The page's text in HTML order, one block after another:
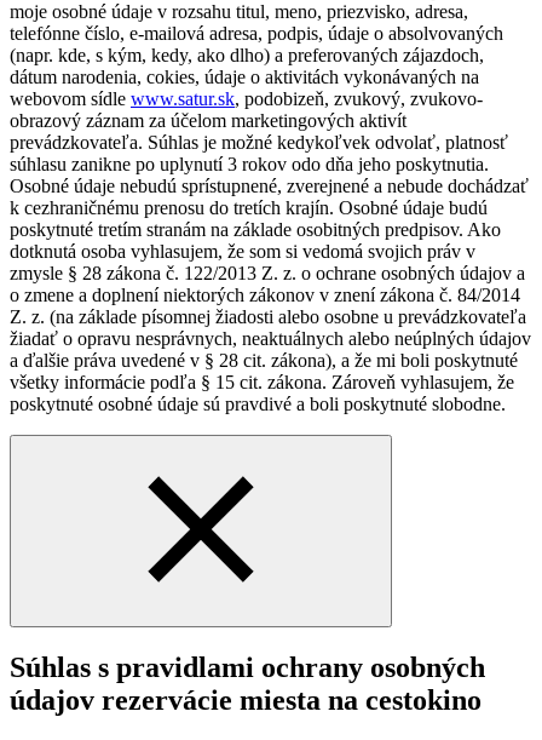
moje osobné údaje v rozsahu titul, meno, priezvisko, adresa,
telefónne číslo, e-mailová adresa, podpis, údaje o absolvovaných
(napr. kde, s kým, kedy, ako dlho) a preferovaných zájazdoch,
dátum narodenia, cokies, údaje o aktivitách vykonávaných na
webovom sídle www.satur.sk, podobizeň, zvukový, zvukovo-
obrazový záznam za účelom marketingových aktivít
prevádzkovateľa. Súhlas je možné kedykoľvek odvolať, platnosť
súhlasu zanikne po uplynutí 3 rokov odo dňa jeho poskytnutia.
Osobné údaje nebudú sprístupnené, zverejnené a nebude dochádzať
k cezhraničnému prenosu do tretích krajín. Osobné údaje budú
poskytnuté tretím stranám na základe osobitných predpisov. Ako
dotknutá osoba vyhlasujem, že som si vedomá svojich práv v
zmysle § 28 zákona č. 122/2013 Z. z. o ochrane osobných údajov a
o zmene a doplnení niektorých zákonov v znení zákona č. 84/2014
Z. z. (na základe písomnej žiadosti alebo osobne u prevádzkovateľa
žiadať o opravu nesprávnych, neaktuálnych alebo neúplných údajov
a ďalšie práva uvedené v § 28 cit. zákona), a že mi boli poskytnuté
všetky informácie podľa § 15 cit. zákona. Zároveň vyhlasujem, že
poskytnuté osobné údaje sú pravdivé a boli poskytnuté slobodne.
Súhlas s pravidlami ochrany osobných
údajov rezervácie miesta na cestokino